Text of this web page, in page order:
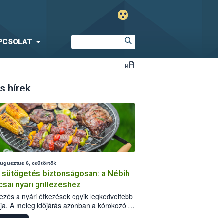
hírek
6, csütörtök
sütögetés biztonságosan: a Nébih
nyári grillezéshez
a nyári étkezések egyik legkedveltebb
A meleg időjárás azonban a kórokozó,
okozó baktériumok gyorsabb